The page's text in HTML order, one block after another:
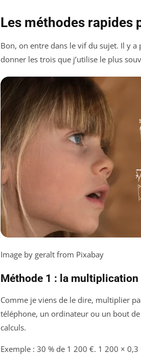
Les méthodes rapides
Bon, on entre dans le vif du sujet. Il y a
donner les trois que j’utilise le plus
Image by geralt from Pixabay
Méthode 1 : la
Comme je viens de le dire, multiplier
téléphone, un ordinateur ou un bout
calculs.
Exemple : 30 % de 1 200 €. 1 200 ×